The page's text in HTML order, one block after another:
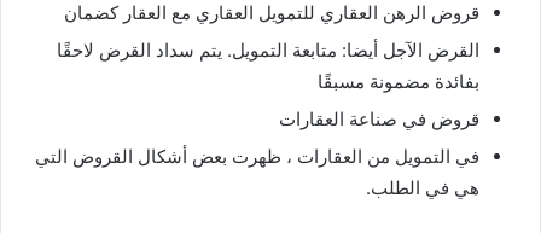
قروض الرهن العقاري للتمويل العقاري مع العقار كضمان
القرض الآجل أيضا: متابعة التمويل. يتم سداد القرض لاحقًا
بفائدة مضمونة مسبقًا
قروض في صناعة العقارات
في التمويل من العقارات ، ظهرت بعض أشكال القروض التي
هي في الطلب.